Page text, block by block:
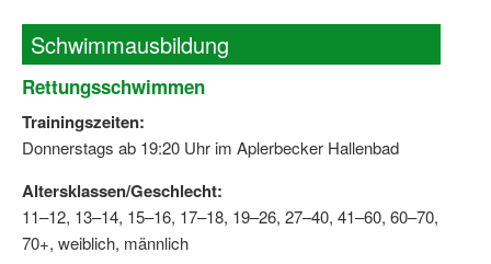
Dortmund lernt Schwimmen
Mädchen in Mannschaftssportarten
Bewegungszwerge
Bewegungskindergarten
Mini-Sportabzeichen
Sportgutschein 4.0
Schwimmausbildung
Rettungsschwimmen
Trainingszeiten:
Donnerstags ab 19:20 Uhr im Aplerbecker Hallenbad
Altersklassen/Geschlecht:
11–12, 13–14, 15–16, 17–18, 19–26, 27–40, 41–60, 60–70,
70+, weiblich, männlich